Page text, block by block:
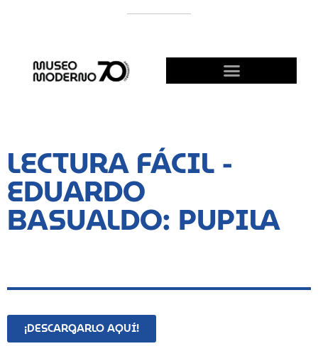
LECTURA FÁCIL -
EDUARDO
BASUALDO: PUPILA
¡DESCARGARLO AQUÍ!